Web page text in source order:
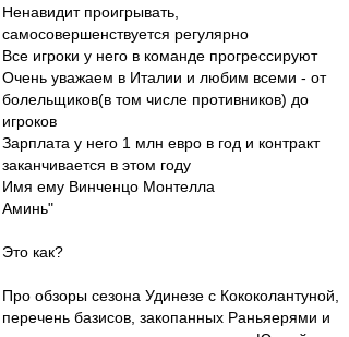
Ненавидит проигрывать,
самосовершенствуется регулярно
Все игроки у него в команде прогрессируют
Очень уважаем в Италии и любим всеми - от
болельщиков(в том числе противников) до
игроков
Зарплата у него 1 млн евро в год и контракт
заканчивается в этом году
Имя ему Винченцо Монтелла
Аминь"
Это как?
Про обзоры сезона Удинезе с Кококолантуной,
перечень базисов, закопанных Раньяерями и